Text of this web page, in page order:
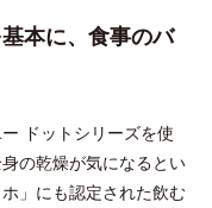
本に、食事のバ
ドットシリーズを使
の乾燥が気になるとい
」にも認定された飲む